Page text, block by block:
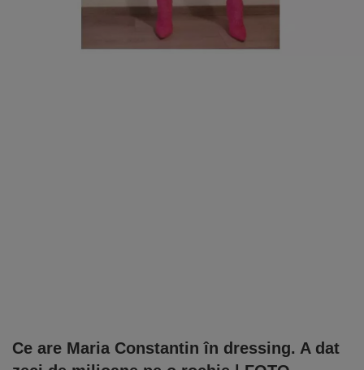
Ce are Maria Constantin în dressing. A dat